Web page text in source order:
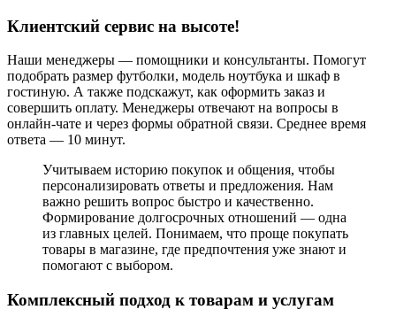
Клиентский сервис на высоте!
Наши менеджеры — помощники и консультанты. Помогут
подобрать размер футболки, модель ноутбука и шкаф в
гостиную. А также подскажут, как оформить заказ и
совершить оплату. Менеджеры отвечают на вопросы в
онлайн-чате и через формы обратной связи. Среднее время
ответа — 10 минут.
Учитываем историю покупок и общения, чтобы
персонализировать ответы и предложения. Нам
важно решить вопрос быстро и качественно.
Формирование долгосрочных отношений — одна
из главных целей. Понимаем, что проще покупать
товары в магазине, где предпочтения уже знают и
помогают с выбором.
Комплексный подход к товарам и услугам